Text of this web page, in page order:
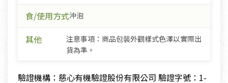
食/使用方式沖泡
其他
注意事項：商品包裝外觀樣式色澤以實際出
貨為準。
驗證機構：慈心有機驗證股份有限公司 驗證字號：1-